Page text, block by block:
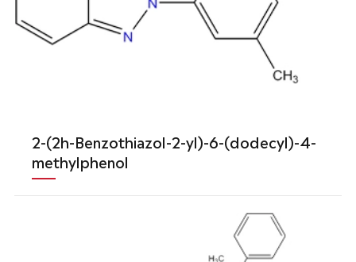
2-(2h-Benzothiazol-2-yl)-6-(dodecyl)-4-
methylphenol